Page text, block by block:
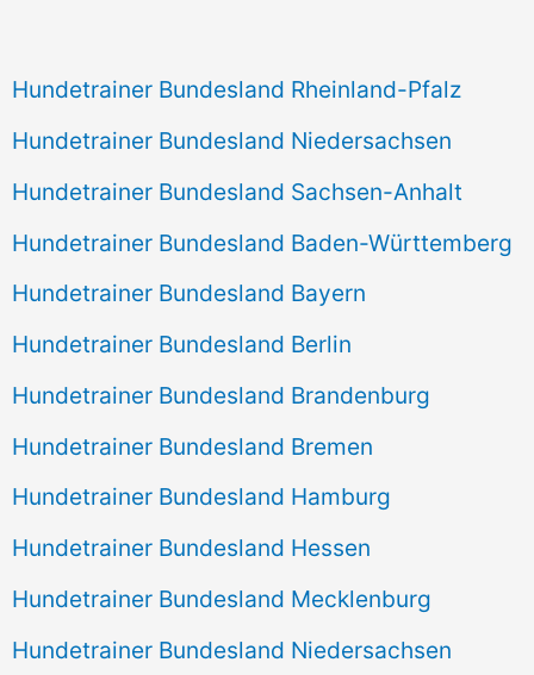
Hundetrainer Bundesland Rheinland-Pfalz
Hundetrainer Bundesland Niedersachsen
Hundetrainer Bundesland Sachsen-Anhalt
Hundetrainer Bundesland Baden-Württemberg
Hundetrainer Bundesland Bayern
Hundetrainer Bundesland Berlin
Hundetrainer Bundesland Brandenburg
Hundetrainer Bundesland Bremen
Hundetrainer Bundesland Hamburg
Hundetrainer Bundesland Hessen
Hundetrainer Bundesland Mecklenburg
Hundetrainer Bundesland Niedersachsen